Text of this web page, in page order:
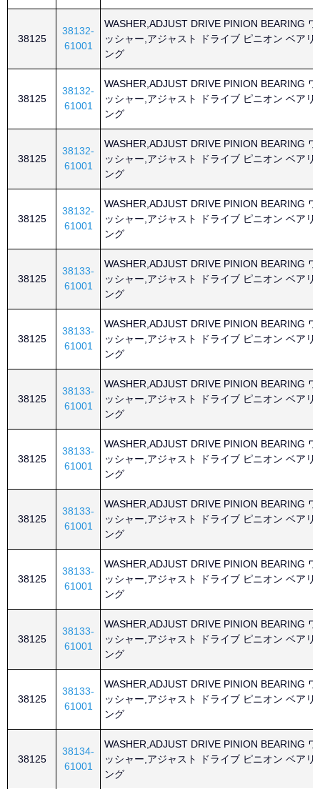
38125
38132-
61001
WASHER,ADJUST DRIVE PINION BEARING ワ
ッシャー,アジャスト ドライブ ピニオン ベアリ
ング
38125
38132-
61001
WASHER,ADJUST DRIVE PINION BEARING ワ
ッシャー,アジャスト ドライブ ピニオン ベアリ
ング
38125
38132-
61001
WASHER,ADJUST DRIVE PINION BEARING ワ
ッシャー,アジャスト ドライブ ピニオン ベアリ
ング
38125
38132-
61001
WASHER,ADJUST DRIVE PINION BEARING ワ
ッシャー,アジャスト ドライブ ピニオン ベアリ
ング
38125
38133-
61001
WASHER,ADJUST DRIVE PINION BEARING ワ
ッシャー,アジャスト ドライブ ピニオン ベアリ
ング
38125
38133-
61001
WASHER,ADJUST DRIVE PINION BEARING ワ
ッシャー,アジャスト ドライブ ピニオン ベアリ
ング
38125
38133-
61001
WASHER,ADJUST DRIVE PINION BEARING ワ
ッシャー,アジャスト ドライブ ピニオン ベアリ
ング
38125
38133-
61001
WASHER,ADJUST DRIVE PINION BEARING ワ
ッシャー,アジャスト ドライブ ピニオン ベアリ
ング
38125
38133-
61001
WASHER,ADJUST DRIVE PINION BEARING ワ
ッシャー,アジャスト ドライブ ピニオン ベアリ
ング
38125
38133-
61001
WASHER,ADJUST DRIVE PINION BEARING ワ
ッシャー,アジャスト ドライブ ピニオン ベアリ
ング
38125
38133-
61001
WASHER,ADJUST DRIVE PINION BEARING ワ
ッシャー,アジャスト ドライブ ピニオン ベアリ
ング
38125
38133-
61001
WASHER,ADJUST DRIVE PINION BEARING ワ
ッシャー,アジャスト ドライブ ピニオン ベアリ
ング
38125
38134-
61001
WASHER,ADJUST DRIVE PINION BEARING ワ
ッシャー,アジャスト ドライブ ピニオン ベアリ
ング